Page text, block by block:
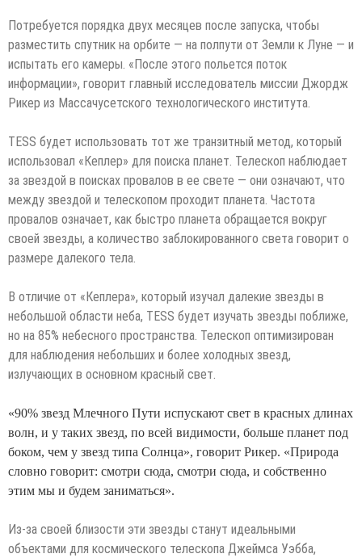
Потребуется порядка двух месяцев после запуска, чтобы
разместить спутник на орбите — на полпути от Земли к Луне — и
испытать его камеры. «После этого польется поток
информации», говорит главный исследователь миссии Джордж
Рикер из Массачусетского технологического института.
TESS будет использовать тот же транзитный метод, который
использовал «Кеплер» для поиска планет. Телескоп наблюдает
за звездой в поисках провалов в ее свете — они означают, что
между звездой и телескопом проходит планета. Частота
провалов означает, как быстро планета обращается вокруг
своей звезды, а количество заблокированного света говорит о
размере далекого тела.
В отличие от «Кеплера», который изучал далекие звезды в
небольшой области неба, TESS будет изучать звезды поближе,
но на 85% небесного пространства. Телескоп оптимизирован
для наблюдения небольших и более холодных звезд,
излучающих в основном красный свет.
«90% звезд Млечного Пути испускают свет в красных длинах
волн, и у таких звезд, по всей видимости, больше планет под
боком, чем у звезд типа Солнца», говорит Рикер. «Природа
словно говорит: смотри сюда, смотри сюда, и собственно
этим мы и будем заниматься».
Из-за своей близости эти звезды станут идеальными
объектами для космического телескопа Джеймса Уэбба,